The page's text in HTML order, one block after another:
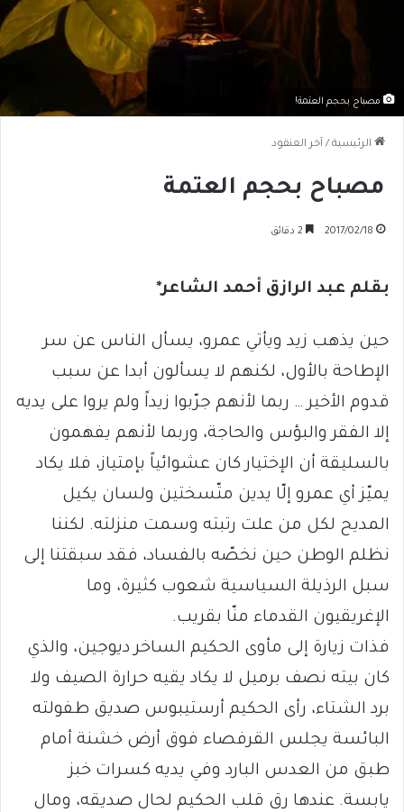
مصباح بحجم العتمة!
الرئيسية / آخر العنقود
مصباح بحجم العتمة
2017/02/18
بقلم عبد الرازق أحمد الشاعر*
حين يذهب زيد ويأتي عمرو، يسأل الناس عن سر
الإطاحة بالأول، لكنهم لا يسألون أبدا عن سبب
قدوم الأخير … ربما لأنهم جرّبوا زيداً ولم يروا على يديه
إلا الفقر والبؤس والحاجة، وربما لأنهم يفهمون
بالسليقة أن الإختيار كان عشوائياً بإمتياز، فلا يكاد
يميّز أي عمرو إلّا يدين متّسختين ولسان يكيل
المديح لكل من علت رتبته وسمت منزلته. لكننا
نظلم الوطن حين نخصّه بالفساد، فقد سبقتنا إلى
سبل الرذيلة السياسية شعوب كثيرة، وما
الإغريقيون القدماء منّا بقريب.
فذات زيارة إلى مأوى الحكيم الساخر ديوجين، والذي
كان بيته نصف برميل لا يكاد يقيه حرارة الصيف ولا
برد الشتاء، رأى الحكيم أرستيبوس صديق طفولته
البائسة يجلس القرفصاء فوق أرض خشنة أمام
طبق من العدس البارد وفي يديه كسرات خبز
يابسة. عندها رق قلب الحكيم لحال صديقه، ومال